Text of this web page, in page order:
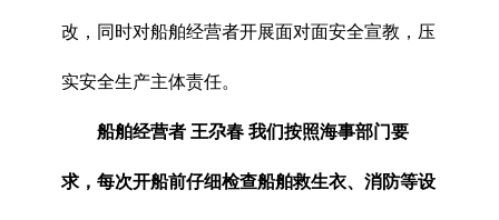
改，同时对船舶经营者开展面对面安全宣教，压
实安全生产主体责任。
船舶经营者 王尕春 我们按照海事部门要
求，每次开船前仔细检查船舶救生衣、消防等设